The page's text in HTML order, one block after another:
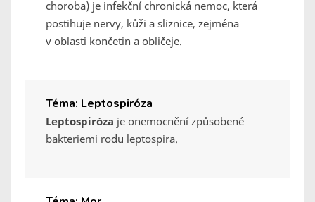
choroba) je infekční chronická nemoc, která
postihuje nervy, kůži a sliznice, zejména
v oblasti končetin a obličeje.
Téma: Leptospiróza
Leptospiróza je onemocnění způsobené
bakteriemi rodu leptospira.